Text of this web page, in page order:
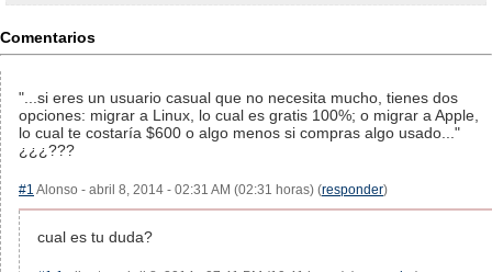
Comentarios
"...si eres un usuario casual que no necesita mucho, tienes dos
opciones: migrar a Linux, lo cual es gratis 100%; o migrar a Apple,
lo cual te costaría $600 o algo menos si compras algo usado..."
¿¿¿???
#1 Alonso - abril 8, 2014 - 02:31 AM (02:31 horas) (responder)
cual es tu duda?